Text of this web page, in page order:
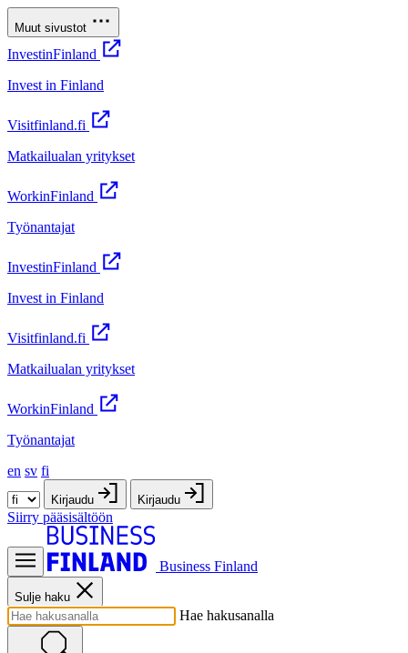
Muut sivustot
InvestinFinland
Invest in Finland
Visitfinland.fi
Matkailualan yritykset
WorkinFinland
Työnantajat
InvestinFinland
Invest in Finland
Visitfinland.fi
Matkailualan yritykset
WorkinFinland
Työnantajat
en sv fi
Kirjaudu Kirjaudu
Siirry pääsisältöön
Business Finland
Sulje haku
Hae hakusanalla